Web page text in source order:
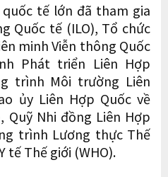
tế lớn đã tham gia
Quốc tế (ILO), Tổ chức
minh Viễn thông Quốc
Phát triển Liên Hợp
trình Môi trường Liên
ủy Liên Hợp Quốc về
Quỹ Nhi đồng Liên Hợp
trình Lương thực Thế
tế Thế giới (WHO).